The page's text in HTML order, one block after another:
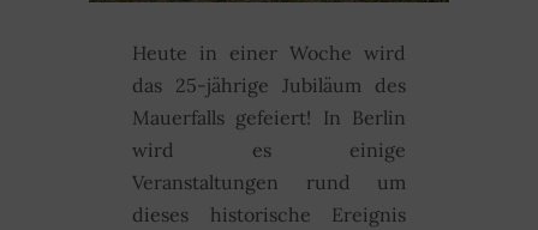
Heute in einer Woche wird
das 25-jährige Jubiläum des
Mauerfalls gefeiert! In Berlin
wird es einige
Veranstaltungen rund um
dieses historische Ereignis